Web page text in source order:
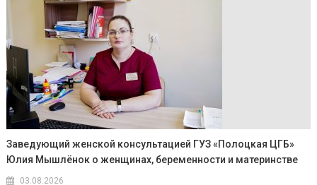
Заведующий женской консультацией ГУЗ «Полоцкая ЦГБ»
Юлия Мышлёнок о женщинах, беременности и материнстве
03.08.2026